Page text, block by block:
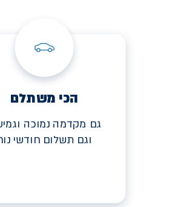
הכי משתלם
גם מקדמה נמוכה
וגם תשלום חודשי